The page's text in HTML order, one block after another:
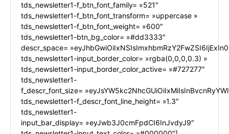
tds_newsletter1-f_btn_font_family= »521″
tds_newsletter1-f_btn_font_transform= »uppercase »
tds_newsletter1-f_btn_font_weight= »600″
tds_newsletter1-btn_bg_color= »#dd3333″
descr_space=
tds_newsletter1-input_border_color= »rgba(0,0,0,0.3) »
tds_newsletter1-input_border_color_active= »#727277″
tds_newsletter1-
f_descr_font_size=
tds_newsletter1-f_descr_font_line_height= »1.3″
tds_newsletter1-
input_bar_display= »eyJwb3J0cmFpdCI6InJvdyJ9″